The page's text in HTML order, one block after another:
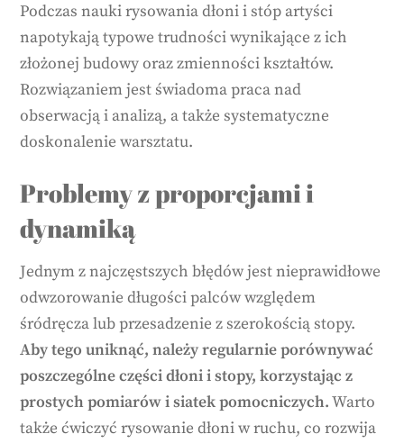
Podczas nauki rysowania dłoni i stóp artyści
napotykają typowe trudności wynikające z ich
złożonej budowy oraz zmienności kształtów.
Rozwiązaniem jest świadoma praca nad
obserwacją i analizą, a także systematyczne
doskonalenie warsztatu.
Problemy z proporcjami i
dynamiką
Jednym z najczęstszych błędów jest nieprawidłowe
odwzorowanie długości palców względem
śródręcza lub przesadzenie z szerokością stopy.
Aby tego uniknąć, należy regularnie porównywać
poszczególne części dłoni i stopy, korzystając z
prostych pomiarów i siatek pomocniczych.Warto
także ćwiczyć rysowanie dłoni w ruchu, co rozwija